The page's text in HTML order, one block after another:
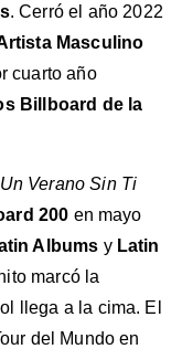
. Cerró el año 2022
Masculino
cuarto año
Billboard de la
Un Verano Sin Ti
200 en mayo
Albums y Latin
marcó la
llega a la cima. El
del Mundo en